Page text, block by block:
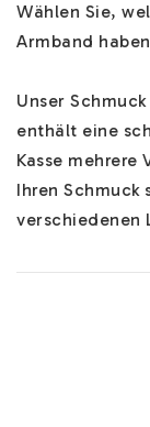
Wählen Sie,
Armband
Unser
enthält eine
Kasse mehrere
Ihren Schmuck
verschiedenen
Hilfe zu